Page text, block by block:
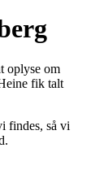
oplyse om
fik talt
findes, så vi